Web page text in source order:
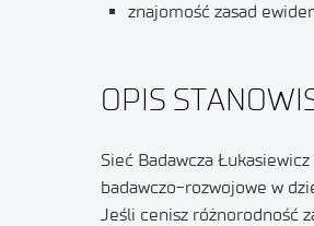
znajomość zasad
OPIS
Sieć Badawcza
badawczo-rozwojowe w
Jeśli cenisz różnorodność